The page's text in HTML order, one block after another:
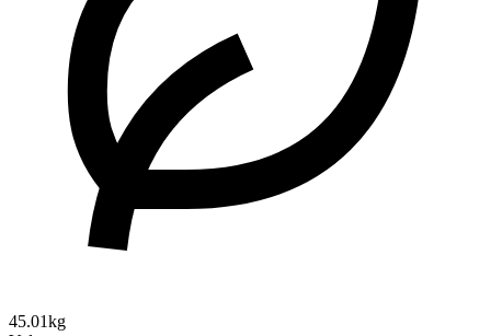
45.01kg